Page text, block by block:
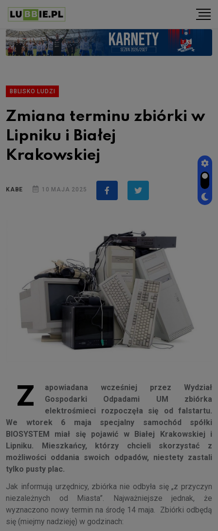
BBLISKO LUDZI
Zmiana terminu zbiórki w
Lipniku i Białej
Krakowskiej
KABE 10 MAJA 2025
Z
apowiadana wcześniej przez Wydział
Gospodarki Odpadami UM zbiórka
elektrośmieci rozpoczęła się od falstartu.
We wtorek 6 maja specjalny samochód spółki
BIOSYSTEM miał się pojawić w Białej Krakowskiej i
Lipniku. Mieszkańcy, którzy chcieli skorzystać z
możliwości oddania swoich odpadów, niestety zastali
tylko pusty plac.
Jak informują urzędnicy, zbiórka nie odbyła się „z przyczyn
niezależnych od Miasta”. Najważniejsze jednak, że
wyznaczono nowy termin na środę 14 maja. Zbiórki odbędą
się (miejmy nadzieję) w godzinach: